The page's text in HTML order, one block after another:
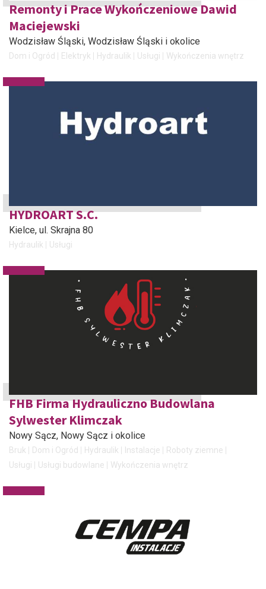
Remonty i Prace Wykończeniowe Dawid
Maciejewski
Wodzisław Śląski, Wodzisław Śląski i okolice
Dom i Ogród Elektryk Hydraulik Usługi Wykończenia wnętrz
HYDROART S.C.
Kielce, ul. Skrajna 80
Hydraulik Usługi
FHB Firma Hydrauliczno Budowlana
Sylwester Klimczak
Nowy Sącz, Nowy Sącz i okolice
Bruk Dom i Ogród Hydraulik Instalacje
Roboty ziemne
Usługi
Usługi budowlane Wykończenia wnętrz